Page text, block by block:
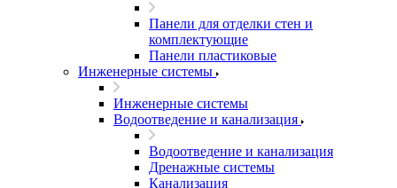
Панели для отделки стен и
комплектующие
Панели пластиковые
Инженерные системы
Инженерные системы
Водоотведение и канализация
Водоотведение и канализация
Дренажные системы
Канализация